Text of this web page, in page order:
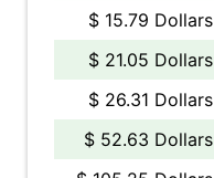
$ 15.79 Dollars
$ 21.05 Dollars
$ 26.31 Dollars
$ 52.63 Dollars